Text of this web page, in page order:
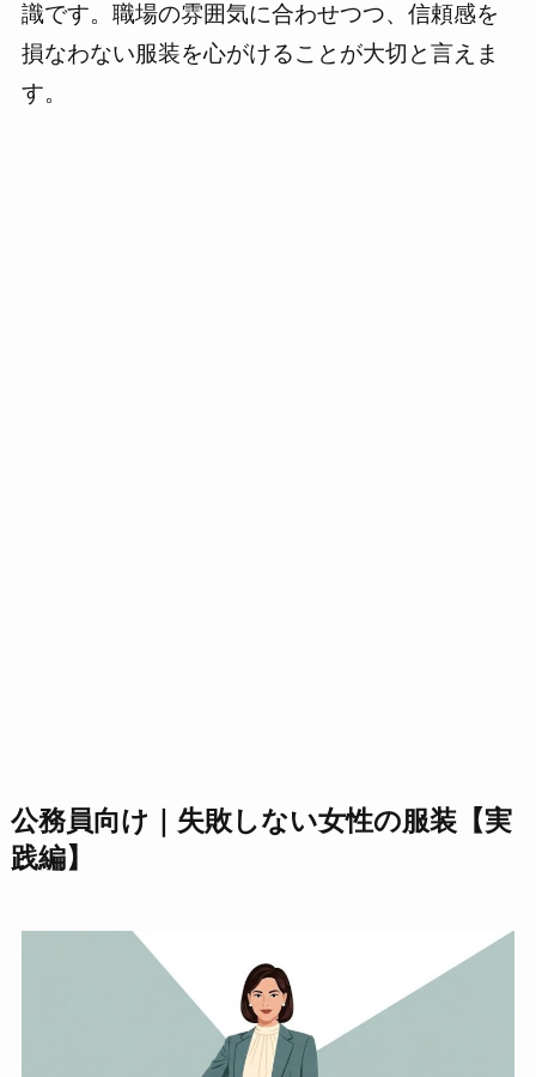
識です。職場の雰囲気に合わせつつ、信頼感を
損なわない服装を心がけることが大切と言えま
す。
公務員向け｜失敗しない女性の服装【実
践編】